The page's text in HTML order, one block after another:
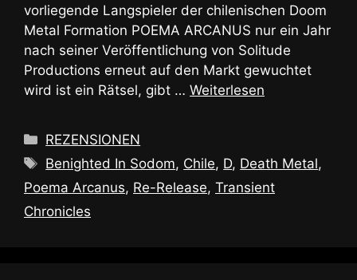
vorliegende Langspieler der chilenischen Doom
Metal Formation POEMA ARCANUS nur ein Jahr
nach seiner Veröffentlichung von Solitude
Productions erneut auf den Markt gewuchtet
wird ist ein Rätsel, gibt … Weiterlesen
Kategorien
REZENSIONEN
Schlagwörter
Benighted In Sodom, Chile, D, Death Metal,
Poema Arcanus, Re-Release, Transient
Chronicles